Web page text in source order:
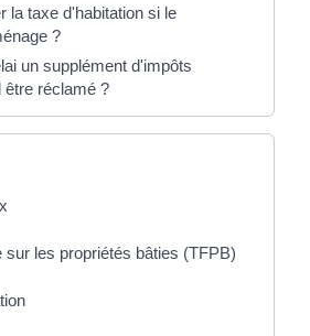
la taxe d'habitation si le
?
un supplément d'impôts
être réclamé ?
sur les propriétés bâties (TFPB)